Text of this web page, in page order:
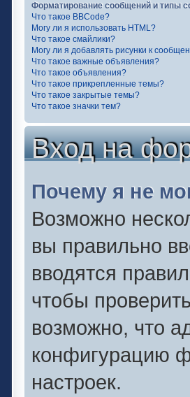
Форматирование сообщений и типы
Что такое BBCode?
Могу ли я использовать HTML?
Что такое смайлики?
Могу ли я добавлять рисунки к
Что такое важные объявления?
Что такое объявления?
Что такое прикрепленные темы?
Что такое закрытые темы?
Что такое значки тем?
Вход на
Почему я не
Возможно
вы правильно
вводятся
чтобы
возможно, что
конфигурацию
настроек.